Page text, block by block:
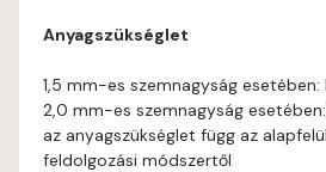
Anyagszükséglet
1,5 mm-es szemnagyság esetében:
2,0 mm-es szemnagyság
az anyagszükséglet függ az
feldolgozási módszertől